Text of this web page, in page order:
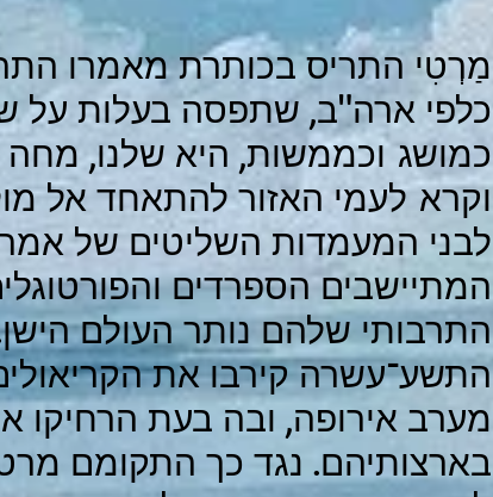
מַרְטִי התריס בכותרת מאמרו
כלפי ארה"ב, שתפסה בעלות על
כמושג וכממשות, היא שלנו,
וקרא לעמי האזור להתאחד אל
לבני המעמדות השליטים של
המתיישבים הספרדים
התרבותי שלהם נותר העולם
התשע־עשרה קירבו את
מערב אירופה, ובה בעת הרחיקו
בארצותיהם. נגד כך התקומם